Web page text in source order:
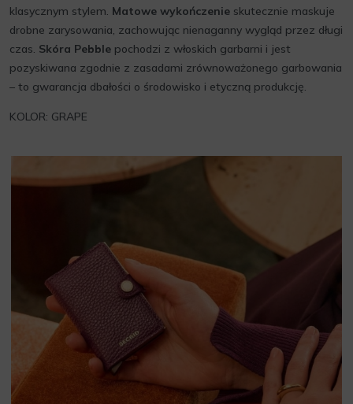
klasycznym stylem. Matowe wykończenie skutecznie maskuje
drobne zarysowania, zachowując nienaganny wygląd przez długi
czas. Skóra Pebble pochodzi z włoskich garbarni i jest
pozyskiwana zgodnie z zasadami zrównoważonego garbowania
– to gwarancja dbałości o środowisko i etyczną produkcję.
KOLOR: GRAPE